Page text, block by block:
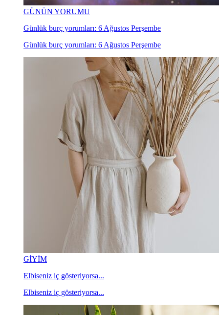
GÜNÜN YORUMU
Günlük burç yorumları: 6 Ağustos Perşembe
Günlük burç yorumları: 6 Ağustos Perşembe
GİYİM
Elbiseniz iç gösteriyorsa...
Elbiseniz iç gösteriyorsa...